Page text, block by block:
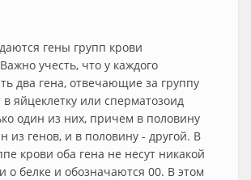
гены групп крови
учесть, что у каждого
два гена, отвечающие за группу
в яйцеклетку или сперматозоид
один из них, причем в половину
из генов, и в половину - другой. В
крови оба гена не несут никакой
о белке и обозначаются 00. В этом